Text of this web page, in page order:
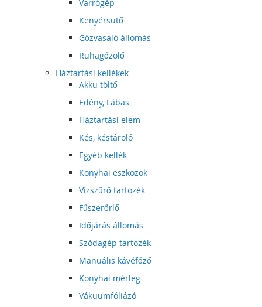
Varrógép
Kenyérsütő
Gőzvasaló állomás
Ruhagőzölő
Háztartási kellékek
Akku töltő
Edény, Lábas
Háztartási elem
Kés, késtároló
Egyéb kellék
Konyhai eszközök
Vízszűrő tartozék
Fűszerőrlő
Időjárás állomás
Szódagép tartozék
Manuális kávéfőző
Konyhai mérleg
Vákuumfóliázó